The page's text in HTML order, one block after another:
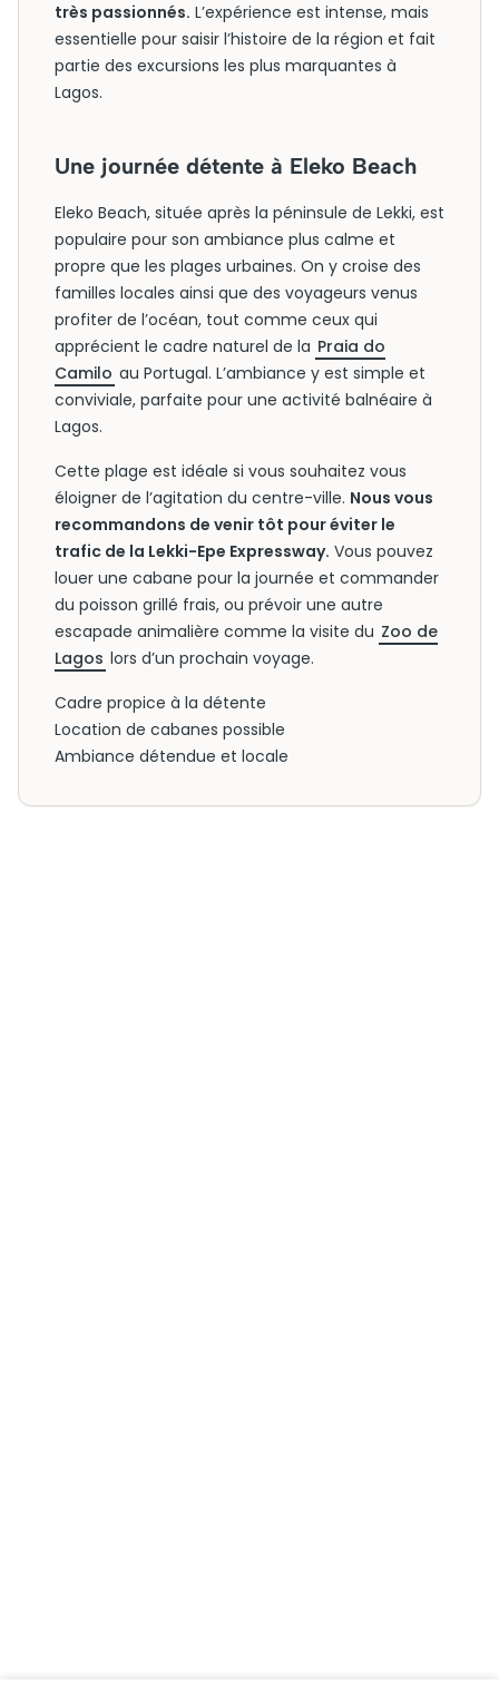
très passionnés. L’expérience est intense, mais
essentielle pour saisir l’histoire de la région et fait
partie des excursions les plus marquantes à
Lagos.
Une journée détente à Eleko Beach
Eleko Beach, située après la péninsule de Lekki, est
populaire pour son ambiance plus calme et
propre que les plages urbaines. On y croise des
familles locales ainsi que des voyageurs venus
profiter de l’océan, tout comme ceux qui
apprécient le cadre naturel de la Praia do
Camilo au Portugal. L’ambiance y est simple et
conviviale, parfaite pour une activité balnéaire à
Lagos.
Cette plage est idéale si vous souhaitez vous
éloigner de l’agitation du centre-ville. Nous vous
recommandons de venir tôt pour éviter le
trafic de la Lekki-Epe Expressway. Vous pouvez
louer une cabane pour la journée et commander
du poisson grillé frais, ou prévoir une autre
escapade animalière comme la visite du Zoo de
Lagos lors d’un prochain voyage.
Cadre propice à la détente
Location de cabanes possible
Ambiance détendue et locale